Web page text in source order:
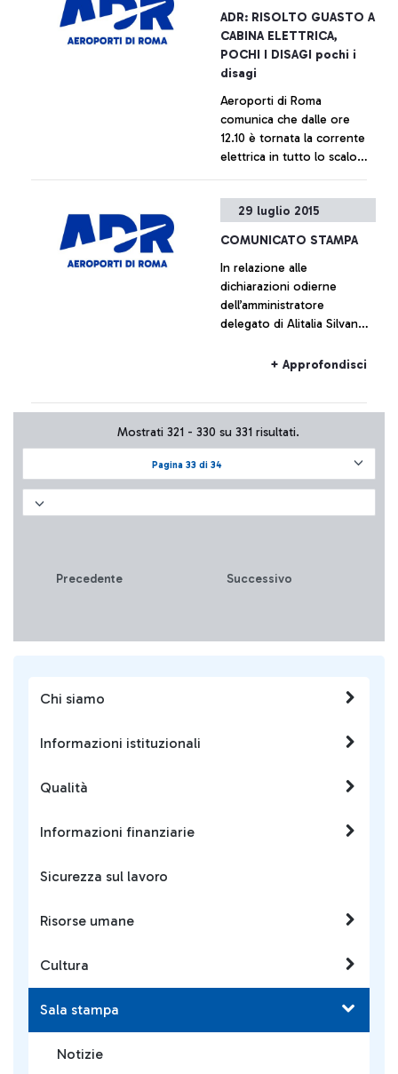
Chi siamo
Informazioni istituzionali
Qualità
Informazioni finanziarie
Sicurezza sul lavoro
Risorse umane
Cultura
Sala stampa
Notizie
ADR: RISOLTO GUASTO A
CABINA ELETTRICA,
POCHI I DISAGI pochi i
disagi
Aeroporti di Roma
comunica che dalle ore
12.10 è tornata la corrente
elettrica in tutto lo scalo
+ Approfondisci
29 luglio 2015
COMUNICATO STAMPA
In relazione alle
dichiarazioni odierne
dell’amministratore
delegato di Alitalia Silvano
non intende commentare le
+ Approfondisci
Pagina 33 di 34
Mostrati 321 - 330 su 331 risultati.
Precedente Successivo